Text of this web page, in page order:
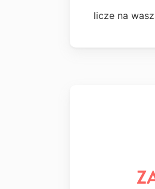
licze na